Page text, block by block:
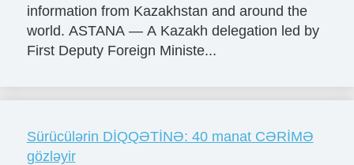
information from Kazakhstan and around the
world. ASTANA — A Kazakh delegation led by
First Deputy Foreign Ministe...
Sürücülərin DİQQƏTİNƏ: 40 manat CƏRİMƏ
gözləyir